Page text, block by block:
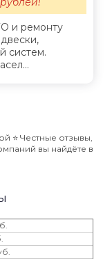
и ремонту
систем.
⭐️ Честные отзывы,
вы найдёте в